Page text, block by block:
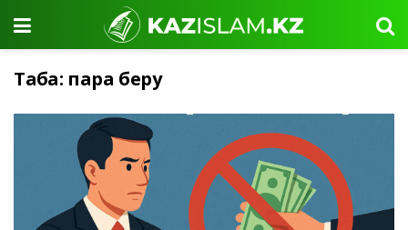
Таңба: пара беру